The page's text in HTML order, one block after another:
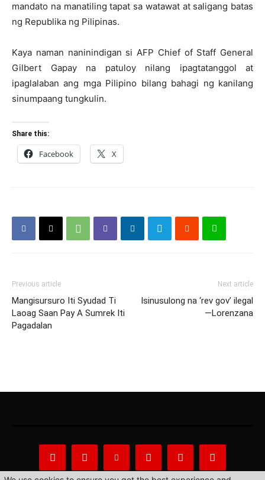
mandato na manatiling tapat sa watawat at saligang batas
ng Republika ng Pilipinas.
Kaya naman naninindigan si AFP Chief of Staff General
Gilbert Gapay na patuloy nilang ipagtatanggol at
ipaglalaban ang mga Pilipino bilang bahagi ng kanilang
sinumpaang tungkulin.
Share this:
Facebook X
Previous article
Mangisursuro Iti Syudad Ti
Laoag Saan Pay A Sumrek Iti
Pagadalan
Next article
Isinusulong na ‘rev gov’ ilegal
—Lorenzana